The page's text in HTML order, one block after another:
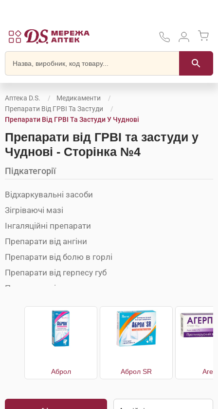
Аптека D.S.
Медикаменти
Препарати Від ГРВІ Та Застуди
Препарати Від ГРВІ Та Застуди У Чуднові
Препарати від ГРВІ та застуди у
Чуднові - Сторінка №4
Підкатегорії
Відхаркувальні засоби
Зігріваючі мазі
Інгаляційні препарати
Препарати від ангіни
Препарати від болю в горлі
Препарати від герпесу губ
Препарати від застуди
Препарати від кашлю
Препарати від нежитю
Препарати від температури
Аброл Аброл SR